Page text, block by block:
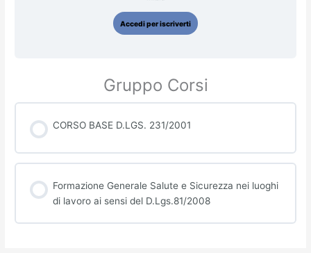
Accedi per iscriverti
Gruppo Corsi
CORSO BASE D.LGS. 231/2001
0% COMPLETATO
0/0 passaggi
Formazione Generale Salute e Sicurezza nei luoghi
di lavoro ai sensi del D.Lgs.81/2008